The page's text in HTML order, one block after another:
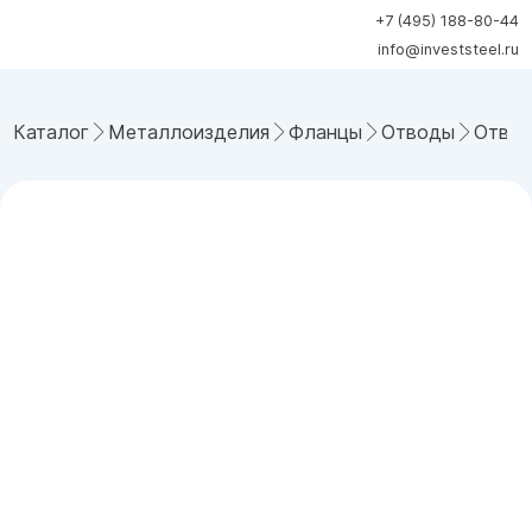
+7 (495) 188-80-44
info@investsteel.ru
Каталог Металлоизделия Фланцы Отводы